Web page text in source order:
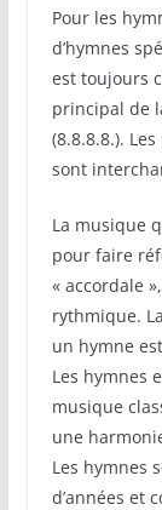
Pour les
d’hymnes
est toujours
principal de
(8.8.8.8.).
sont
La musique
pour faire
« accordale
rythmique.
un hymne
Les hymnes
musique
une
Les hymnes
d’années et